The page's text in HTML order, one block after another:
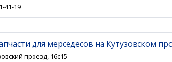
41-19
для мерседесов на Кутузовском
проезд, 16с15